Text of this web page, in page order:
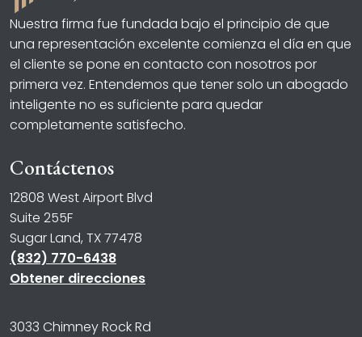
Nuestra firma fue fundada bajo el principio de que
una representación excelente comienza el día en que
el cliente se pone en contacto con nosotros por
primera vez. Entendemos que tener solo un abogado
inteligente no es suficiente para quedar
completamente satisfecho.
Contáctenos
12808 West Airport Blvd
Suite 255F
Sugar Land, TX 77478
(832) 770-6438
Obtener direcciones
3033 Chimney Rock Rd